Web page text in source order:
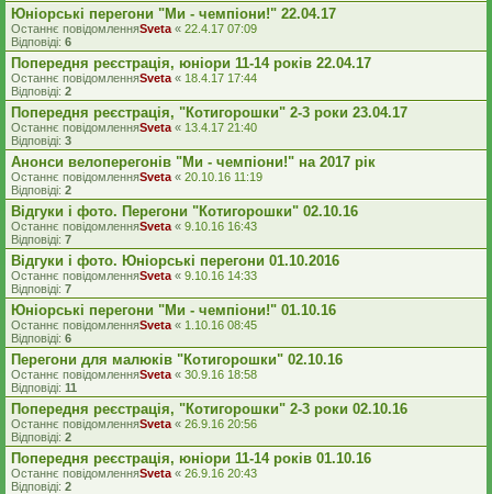
Юніорські перегони "Ми - чемпіони!" 22.04.17
Останнє повідомленняSveta « 22.4.17 07:09
Відповіді: 6
Попередня реєстрація, юніори 11-14 років 22.04.17
Останнє повідомленняSveta « 18.4.17 17:44
Відповіді: 2
Попередня реєстрація, "Котигорошки" 2-3 роки 23.04.17
Останнє повідомленняSveta « 13.4.17 21:40
Відповіді: 3
Анонси велоперегонів "Ми - чемпіони!" на 2017 рік
Останнє повідомленняSveta « 20.10.16 11:19
Відповіді: 2
Відгуки і фото. Перегони "Котигорошки" 02.10.16
Останнє повідомленняSveta « 9.10.16 16:43
Відповіді: 7
Відгуки і фото. Юніорські перегони 01.10.2016
Останнє повідомленняSveta « 9.10.16 14:33
Відповіді: 7
Юніорські перегони "Ми - чемпіони!" 01.10.16
Останнє повідомленняSveta « 1.10.16 08:45
Відповіді: 6
Перегони для малюків "Котигорошки" 02.10.16
Останнє повідомленняSveta « 30.9.16 18:58
Відповіді: 11
Попередня реєстрація, "Котигорошки" 2-3 роки 02.10.16
Останнє повідомленняSveta « 26.9.16 20:56
Відповіді: 2
Попередня реєстрація, юніори 11-14 років 01.10.16
Останнє повідомленняSveta « 26.9.16 20:43
Відповіді: 2